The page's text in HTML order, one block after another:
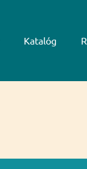
Katalóg